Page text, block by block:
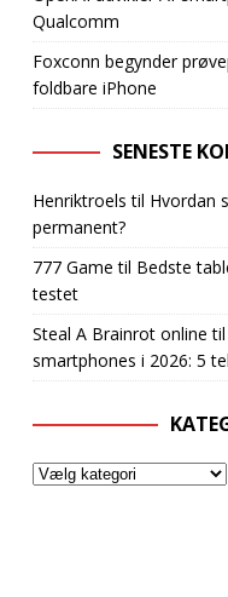
Qualcomm
Foxconn begynder
foldbare iPhone
SENESTE
Henriktroels til Hvordan
permanent?
777 Game til Bedste
testet
Steal A Brainrot online til
smartphones i 2026: 5